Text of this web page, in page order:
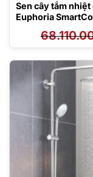
Sen cây tắm
Euphoria